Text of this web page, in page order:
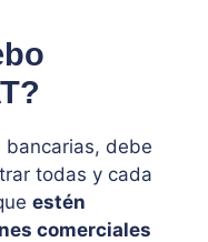
bancarias, debe
todas y cada
estén
comerciales